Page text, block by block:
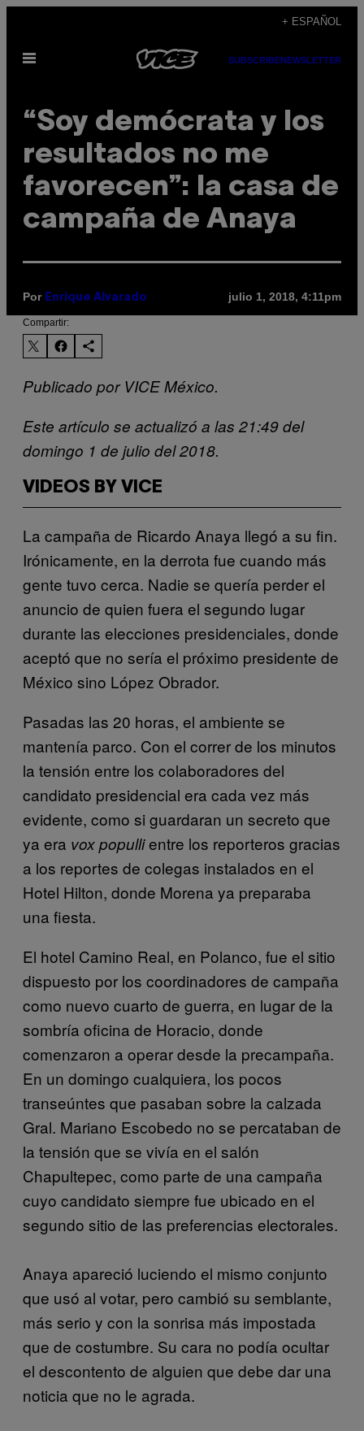
contenido
+ ESPAÑOL
Abrir
SUBSCRIBENEWSLETTER
“Soy demócrata y los
resultados no me
favorecen”: la casa de
campaña de Anaya
Por Enrique Alvarado julio 1, 2018, 4:11pm
Compartir:
Publicado por VICE México.
Este artículo se actualizó a las 21:49 del
domingo 1 de julio del 2018.
VIDEOS BY VICE
La campaña de Ricardo Anaya llegó a su fin.
Irónicamente, en la derrota fue cuando más
gente tuvo cerca. Nadie se quería perder el
anuncio de quien fuera el segundo lugar
durante las elecciones presidenciales, donde
aceptó que no sería el próximo presidente de
México sino López Obrador.
Pasadas las 20 horas, el ambiente se
mantenía parco. Con el correr de los minutos
la tensión entre los colaboradores del
candidato presidencial era cada vez más
evidente, como si guardaran un secreto que
ya era vox popullientre los reporteros gracias
a los reportes de colegas instalados en el
Hotel Hilton, donde Morena ya preparaba
una fiesta.
El hotel Camino Real, en Polanco, fue el sitio
dispuesto por los coordinadores de campaña
como nuevo cuarto de guerra, en lugar de la
sombría oficina de Horacio, donde
comenzaron a operar desde la precampaña.
En un domingo cualquiera, los pocos
transeúntes que pasaban sobre la calzada
Gral. Mariano Escobedo no se percataban de
la tensión que se vivía en el salón
Chapultepec, como parte de una campaña
cuyo candidato siempre fue ubicado en el
segundo sitio de las preferencias electorales.
Anaya apareció luciendo el mismo conjunto
que usó al votar, pero cambió su semblante,
más serio y con la sonrisa más impostada
que de costumbre. Su cara no podía ocultar
el descontento de alguien que debe dar una
noticia que no le agrada.